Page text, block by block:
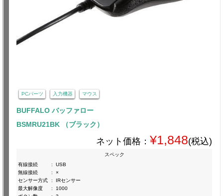
PCパーツ 入力機器 マウス
BUFFALO バッファロー
BSMRU21BK （ブラック）
ネット価格： ¥1,848(税込)
スペック
有線接続
:
USB
無線接続
:
×
センサー方式
:
IRセンサー
最大解像度
:
1000